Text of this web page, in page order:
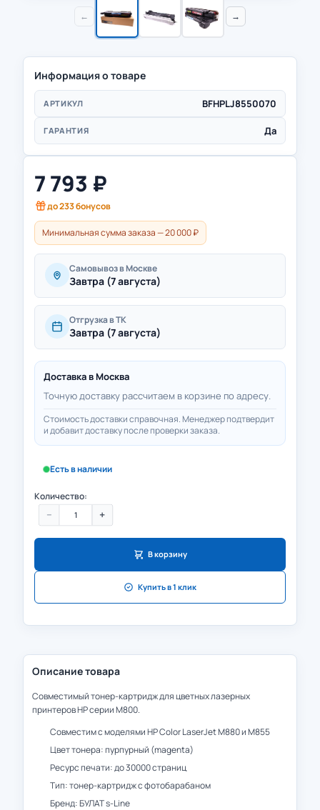
← →
Информация о товаре
АРТИКУЛ BFHPLJ8550070
ГАРАНТИЯ Да
7 793 ₽
до233бонусов
Минимальная сумма заказа — 20 000 ₽
Самовывоз в Москве
Завтра (7 августа)
Отгрузка в ТК
Завтра (7 августа)
Доставка в Москва
Точную доставку рассчитаем в корзине по адресу.
Стоимость доставки справочная. Менеджер подтвердит
и добавит доставку после проверки заказа.
Есть в наличии
Количество:
− +
В корзину
Купить в 1 клик
Описание товара
Совместимый тонер-картридж для цветных лазерных
принтеров HP серии M800.
Совместим с моделями HP Color LaserJet M880 и M855
Цвет тонера: пурпурный (magenta)
Ресурс печати: до 30000 страниц
Тип: тонер-картридж с фотобарабаном
Бренд: БУЛАТ s-Line